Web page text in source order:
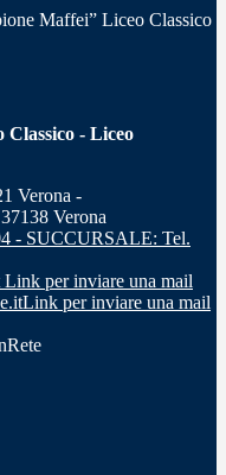
Maffei” Liceo Classico
Classico - Liceo
Verona -
Verona
- SUCCURSALE: Tel.
Link per inviare una mail
Link per inviare una mail